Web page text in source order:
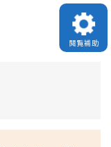
文へ
閲覧補助